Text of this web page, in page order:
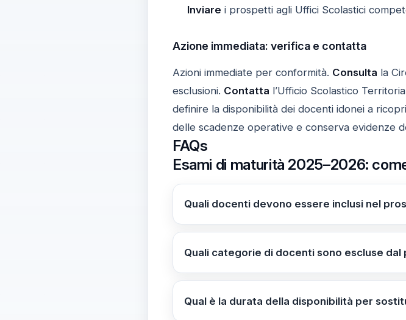
Inviare i prospetti agli Uffici Scolastici
Azione immediata: verifica e contatta
Azioni immediate per conformità. Consulta la
esclusioni. Contatta l’Ufficio Scolastico
definire la disponibilità dei docenti idonei a
delle scadenze operative e conserva evidenze
FAQs
Esami di maturità 2025–2026:
Quali docenti devono essere inclusi nel
Includere i nominativi per le classi di
Quali categorie di docenti sono escluse
Disabilità L.104/1992, rapporto di lavoro
Qual è la durata della disponibilità per